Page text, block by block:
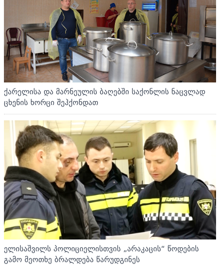
ქარელისა და მარნეულის ბაღებში საქონლის ნაცვლად
ცხენის ხორცი შეჰქონდათ
ელისაშვილს პოლიციელისთვის „არაკაცის“ წოდების
გამო მეოთხე ბრალდება წარუდგინეს